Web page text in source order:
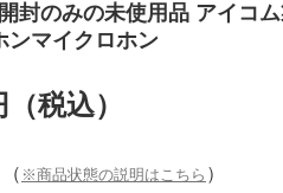
封のみの未使用品 アイコ
ンマイクロホン
税込）
※商品状態の説明はこちら ）